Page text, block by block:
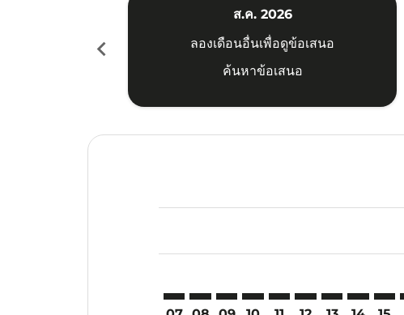
chevron_left
ส.ค. 2026
ลองเดือนอื่นเพื่อดูข้อเสนอ
ค้นหาข้อเสนอ